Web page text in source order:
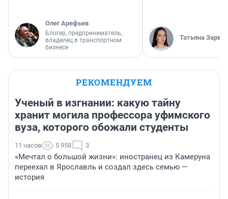
Олег Арефьев
Блогер, предприниматель,
владелец в транспортном
бизнесе
Татьяна Зарва
РЕКОМЕНДУЕМ
Ученый в изгнании: какую тайну
хранит могила профессора уфимского
вуза, которого обожали студенты
11 часов 5 958 3
«Мечтал о большой жизни»: иностранец из Камеруна
переехал в Ярославль и создал здесь семью —
история